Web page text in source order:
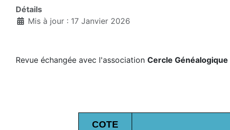
Détails
Mis à jour : 17 Janvier 2026
Revue échangée avec l'association Cercle Généalogique
COTE